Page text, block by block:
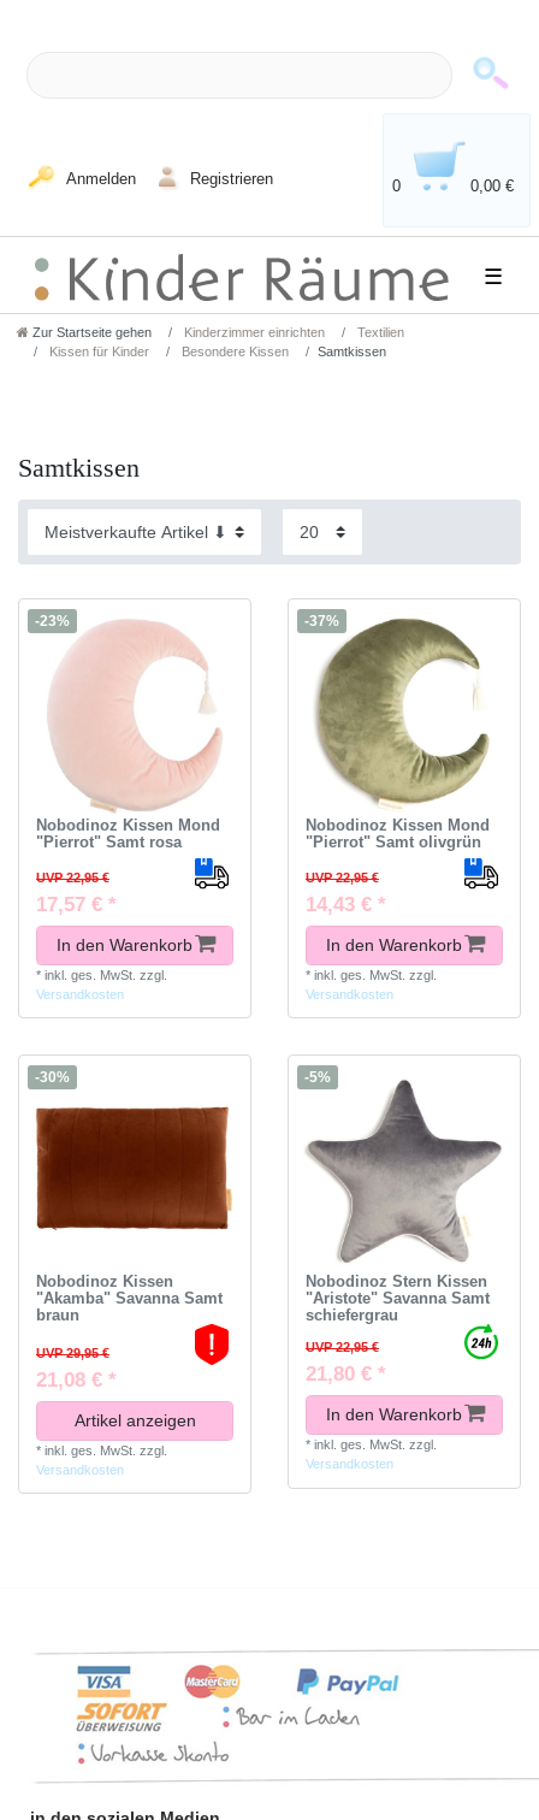
Anmelden Registrieren 0 0,00 €
☰
Zur Startseite gehen Kinderzimmer einrichten
Textilien
Kissen für Kinder
Besondere Kissen Samtkissen
Samtkissen
-23%
Nobodinoz Kissen Mond
"Pierrot" Samt rosa
UVP 22,95 €
17,57 € *
In den Warenkorb
* inkl. ges. MwSt. zzgl.
Versandkosten
-37%
Nobodinoz Kissen Mond
"Pierrot" Samt olivgrün
UVP 22,95 €
14,43 € *
In den Warenkorb
* inkl. ges. MwSt. zzgl.
Versandkosten
-30%
Nobodinoz Kissen
"Akamba" Savanna Samt
braun
UVP 29,95 €
21,08 € *
Artikel anzeigen
* inkl. ges. MwSt. zzgl.
Versandkosten
-5%
Nobodinoz Stern Kissen
"Aristote" Savanna Samt
schiefergrau
UVP 22,95 €
21,80 € *
In den Warenkorb
* inkl. ges. MwSt. zzgl.
Versandkosten